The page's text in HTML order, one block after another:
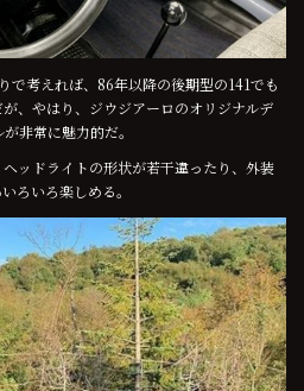
で考えれば、86年以降の後期型の141でも
が、やはり、ジウジアーロのオリジナルデ
非常に魅力的だ。
ッドライトの形状が若干違ったり、外装
ろいろ楽しめる。